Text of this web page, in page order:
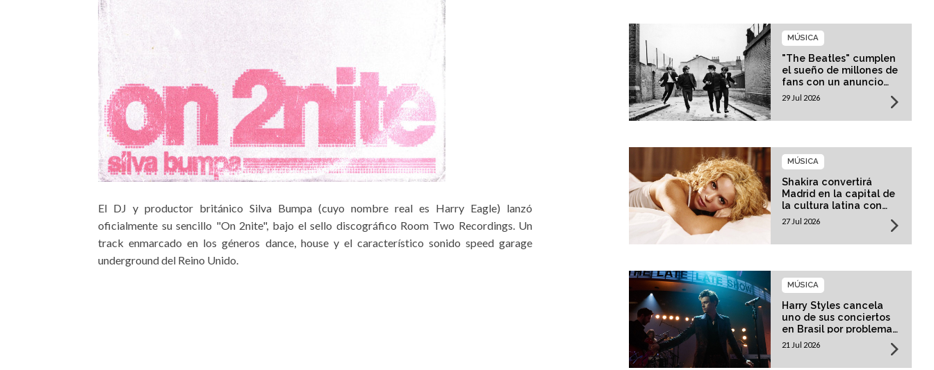
El DJ y productor británico Silva Bumpa (cuyo nombre real es Harry Eagle) lanzó
oficialmente su sencillo "On 2nite", bajo el sello discográfico Room Two Recordings. Un
track enmarcado en los géneros dance, house y el característico sonido speed garage
underground del Reino Unido.
"The Beatles" cumplen
el sueño de millones de
fans con un anuncio
histórico
MÚSICA
29 Jul 2026
Shakira convertirá
Madrid en la capital de
la cultura latina con
una residencia histórica
MÚSICA
27 Jul 2026
Harry Styles cancela
uno de sus conciertos
en Brasil por problemas
de salud
MÚSICA
21 Jul 2026